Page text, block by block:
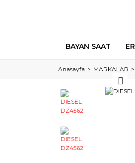
BAYAN SAAT
Anasayfa MARKALAR